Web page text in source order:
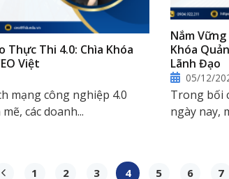
Nắm Vững
Khóa
Lãnh Đạo
05/12/
Trong bối
ngày nay,
Thực Thi 4.0: Chìa Khóa
Việt
mạng công nghiệp 4.0
các doanh...
1 2 3 4 5 6 7